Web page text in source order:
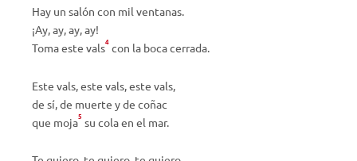
Hay un salón con mil ventanas.
¡Ay, ay, ay, ay!
Toma este vals4 con la boca cerrada.
Este vals, este vals, este vals,
de sí, de muerte y de coñac
que moja5 su cola en el mar.